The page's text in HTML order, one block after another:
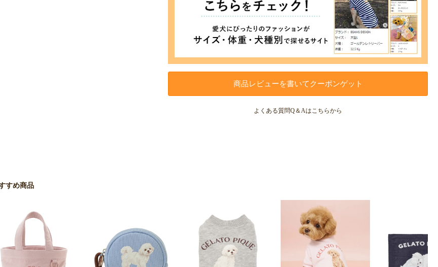
商品レビューを書いてクーポンゲット
よくある質問Q＆Aはこちらから
すめ商品